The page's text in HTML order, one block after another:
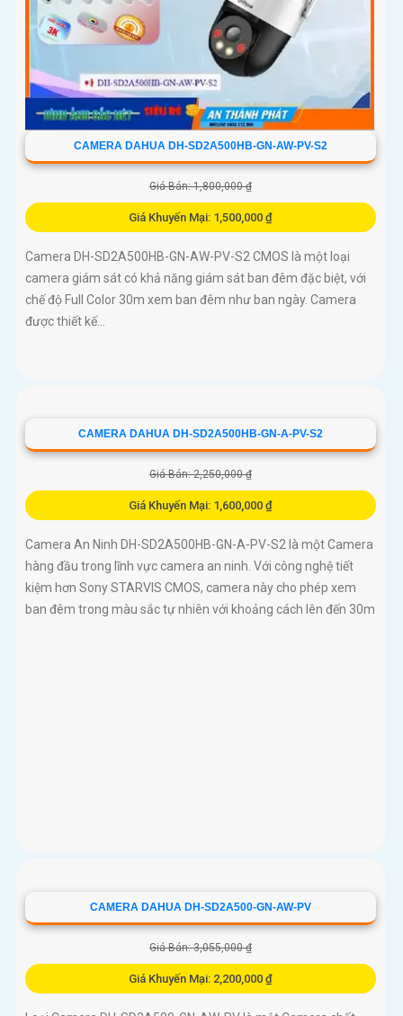
CAMERA DAHUA DH-SD2A500HB-GN-AW-PV-S2
Giá Bán: 1,800,000 ₫
Giá Khuyến Mại: 1,500,000 ₫
Camera DH-SD2A500HB-GN-AW-PV-S2 CMOS là một loại
camera giám sát có khả năng giám sát ban đêm đặc biệt, với
chế độ Full Color 30m xem ban đêm như ban ngày. Camera
được thiết kế...
CAMERA DAHUA DH-SD2A500HB-GN-A-PV-S2
Giá Bán: 2,250,000 ₫
Giá Khuyến Mại: 1,600,000 ₫
Camera An Ninh DH-SD2A500HB-GN-A-PV-S2 là một Camera
hàng đầu trong lĩnh vực camera an ninh. Với công nghệ tiết
kiệm hơn Sony STARVIS CMOS, camera này cho phép xem
ban đêm trong màu sắc tự nhiên với khoảng cách lên đến 30m
CAMERA DAHUA DH-SD2A500-GN-AW-PV
Giá Bán: 3,055,000 ₫
Giá Khuyến Mại: 2,200,000 ₫